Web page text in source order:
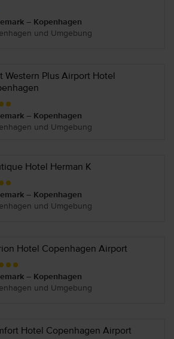
– Kopenhagen
und Umgebung
Western Plus Airport Hotel
– Kopenhagen
und Umgebung
Hotel Herman K
– Kopenhagen
und Umgebung
Hotel Copenhagen Airport
– Kopenhagen
und Umgebung
Hotel Copenhagen Airport